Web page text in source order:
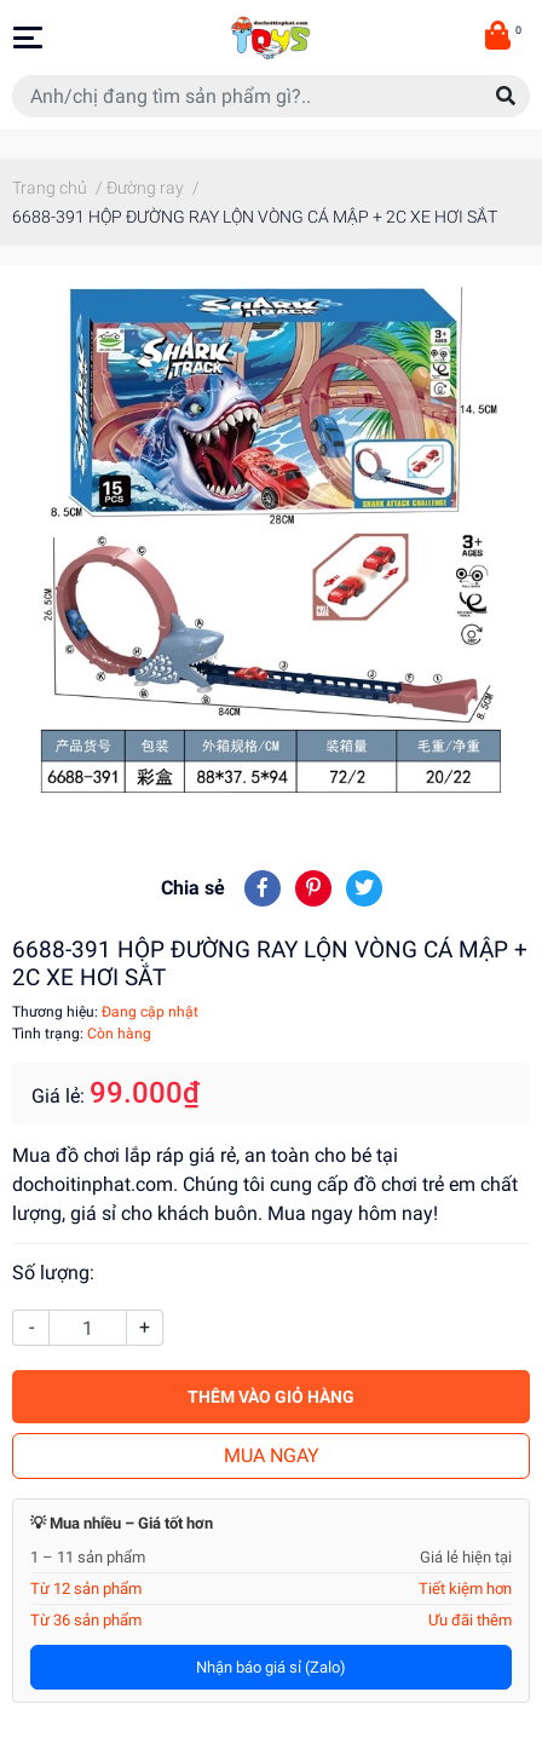
0
Trang chủ / Đường ray /
6688-391 HỘP ĐƯỜNG RAY LỘN VÒNG CÁ MẬP + 2C XE HƠI SẮT
Chia sẻ
6688-391 HỘP ĐƯỜNG RAY LỘN VÒNG CÁ MẬP +
2C XE HƠI SẮT
Thương hiệu: Đang cập nhật
Tình trạng: Còn hàng
Giá lẻ: 99.000₫
Mua đồ chơi lắp ráp giá rẻ, an toàn cho bé tại
dochoitinphat.com. Chúng tôi cung cấp đồ chơi trẻ em chất
lượng, giá sỉ cho khách buôn. Mua ngay hôm nay!
Số lượng:
- +
THÊM VÀO GIỎ HÀNG
MUA NGAY
💡 Mua nhiều – Giá tốt hơn
1 – 11 sản phẩm
Giá lẻ hiện tại
Từ 12 sản phẩm
Tiết kiệm hơn
Từ 36 sản phẩm
Ưu đãi thêm
Nhận báo giá sỉ (Zalo)